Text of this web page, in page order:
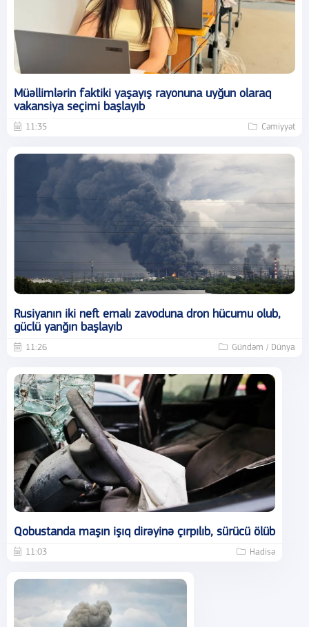
Müəllimlərin faktiki yaşayış rayonuna uyğun olaraq
vakansiya seçimi başlayıb
11:35 Cəmiyyət
Rusiyanın iki neft emalı zavoduna dron hücumu olub,
güclü yanğın başlayıb
11:26 Gündəm / Dünya
Qobustanda maşın işıq dirəyinə çırpılıb, sürücü ölüb
11:03 Hadisə